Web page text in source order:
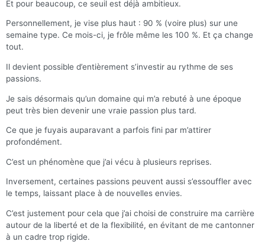
Et pour beaucoup, ce seuil est déjà ambitieux.
Personnellement, je vise plus haut : 90 % (voire plus) sur une
semaine type. Ce mois-ci, je frôle même les 100 %. Et ça change
tout.
Il devient possible d’entièrement s’investir au rythme de ses
passions.
Je sais désormais qu’un domaine qui m’a rebuté à une époque
peut très bien devenir une vraie passion plus tard.
Ce que je fuyais auparavant a parfois fini par m’attirer
profondément.
C’est un phénomène que j’ai vécu à plusieurs reprises.
Inversement, certaines passions peuvent aussi s’essouffler avec
le temps, laissant place à de nouvelles envies.
C’est justement pour cela que j’ai choisi de construire ma carrière
autour de la liberté et de la flexibilité, en évitant de me cantonner
à un cadre trop rigide.